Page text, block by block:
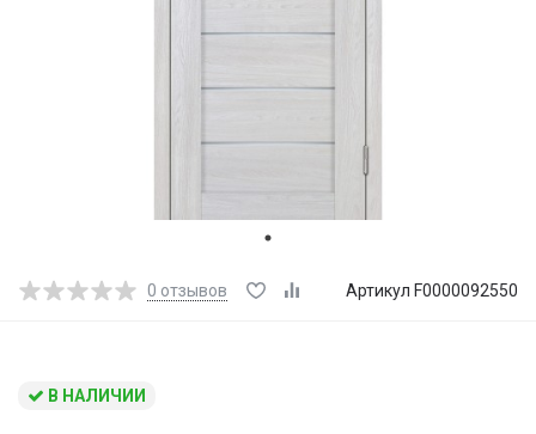
0 отзывов Артикул F0000092550
В НАЛИЧИИ